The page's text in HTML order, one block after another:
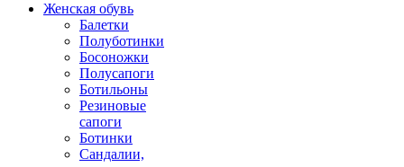
Женская обувь
Балетки
Полуботинки
Босоножки
Полусапоги
Ботильоны
Резиновые
сапоги
Ботинки
Сандалии,